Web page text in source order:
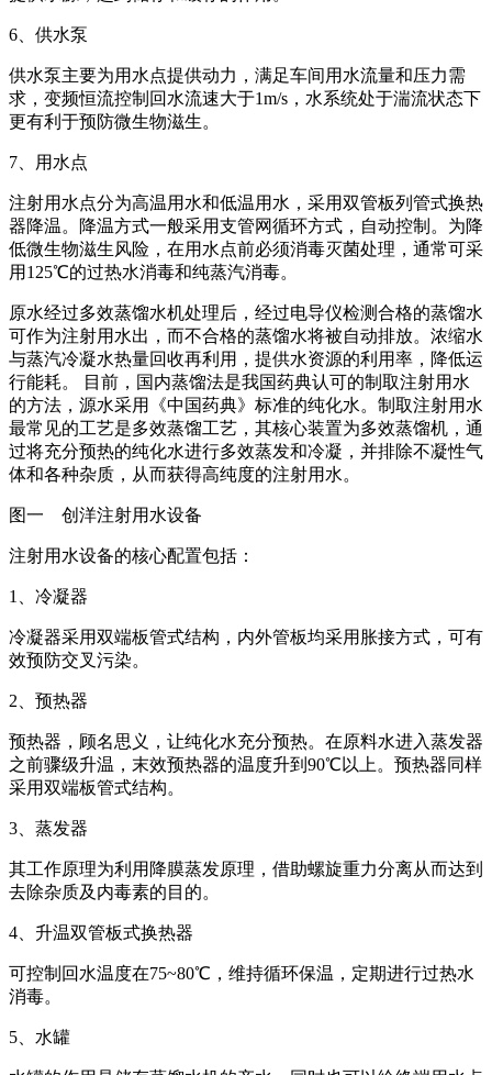
6、供水泵
供水泵主要为用水点提供动力，满足车间用水流量和压力需
求，变频恒流控制回水流速大于1m/s，水系统处于湍流状态下
更有利于预防微生物滋生。
7、用水点
注射用水点分为高温用水和低温用水，采用双管板列管式换热
器降温。降温方式一般采用支管网循环方式，自动控制。为降
低微生物滋生风险，在用水点前必须消毒灭菌处理，通常可采
用125℃的过热水消毒和纯蒸汽消毒。
原水经过多效蒸馏水机处理后，经过电导仪检测合格的蒸馏水
可作为注射用水出，而不合格的蒸馏水将被自动排放。浓缩水
与蒸汽冷凝水热量回收再利用，提供水资源的利用率，降低运
行能耗。 目前，国内蒸馏法是我国药典认可的制取注射用水
的方法，源水采用《中国药典》标准的纯化水。制取注射用水
最常见的工艺是多效蒸馏工艺，其核心装置为多效蒸馏机，通
过将充分预热的纯化水进行多效蒸发和冷凝，并排除不凝性气
体和各种杂质，从而获得高纯度的注射用水。
图一 创洋注射用水设备
注射用水设备的核心配置包括：
1、冷凝器
冷凝器采用双端板管式结构，内外管板均采用胀接方式，可有
效预防交叉污染。
2、预热器
预热器，顾名思义，让纯化水充分预热。在原料水进入蒸发器
之前骤级升温，末效预热器的温度升到90℃以上。预热器同样
采用双端板管式结构。
3、蒸发器
其工作原理为利用降膜蒸发原理，借助螺旋重力分离从而达到
去除杂质及内毒素的目的。
4、升温双管板式换热器
可控制回水温度在75~80℃，维持循环保温，定期进行过热水
消毒。
5、水罐